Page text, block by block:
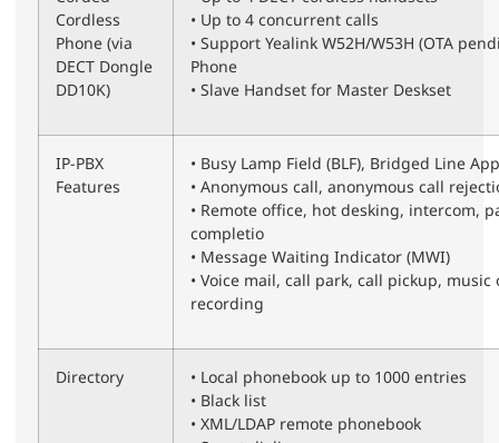
Cordless
Phone (via
DECT Dongle
DD10K)
• Up to 4 concurrent calls
• Support Yealink W52H/W53H (OTA
Phone
• Slave Handset for Master Deskset
IP-PBX
Features
• Busy Lamp Field (BLF), Bridged Line
• Anonymous call, anonymous call
• Remote office, hot desking, intercom,
completio
• Message Waiting Indicator (MWI)
• Voice mail, call park, call pickup,
recording
Directory
• Local phonebook up to 1000 entries
• Black list
• XML/LDAP remote phonebook